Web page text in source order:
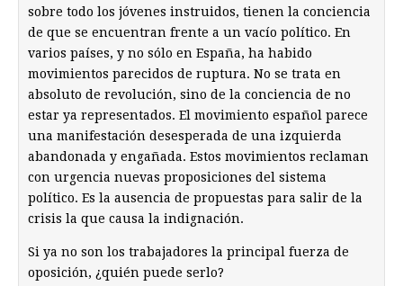
sobre todo los jóvenes instruidos, tienen la conciencia
de que se encuentran frente a un vacío político. En
varios países, y no sólo en España, ha habido
movimientos parecidos de ruptura. No se trata en
absoluto de revolución, sino de la conciencia de no
estar ya representados. El movimiento español parece
una manifestación desesperada de una izquierda
abandonada y engañada. Estos movimientos reclaman
con urgencia nuevas proposiciones del sistema
político. Es la ausencia de propuestas para salir de la
crisis la que causa la indignación.
Si ya no son los trabajadores la principal fuerza de
oposición, ¿quién puede serlo?